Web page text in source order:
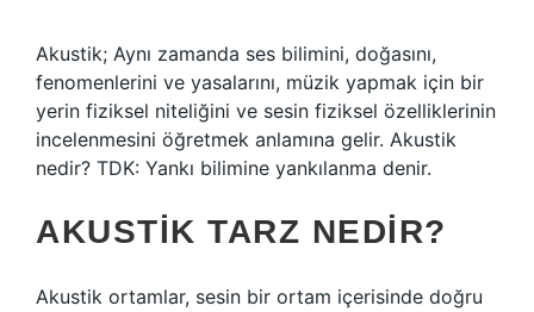
Akustik; Aynı zamanda ses bilimini, doğasını,
fenomenlerini ve yasalarını, müzik yapmak için bir
yerin fiziksel niteliğini ve sesin fiziksel özelliklerinin
incelenmesini öğretmek anlamına gelir. Akustik
nedir? TDK: Yankı bilimine yankılanma denir.
AKUSTIK TARZ NEDIR?
Akustik ortamlar, sesin bir ortam içerisinde doğru